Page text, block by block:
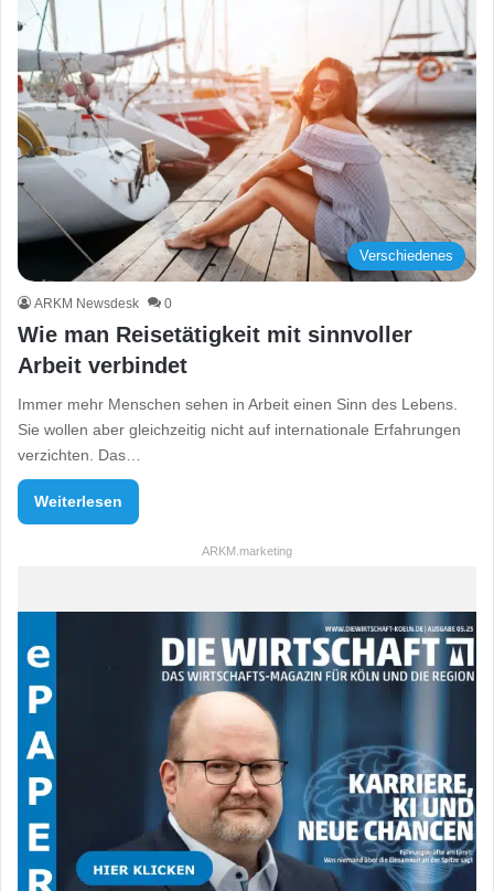
Verschiedenes
ARKM Newsdesk 0
Wie man Reisetätigkeit mit sinnvoller
Arbeit verbindet
Immer mehr Menschen sehen in Arbeit einen Sinn des Lebens.
Sie wollen aber gleichzeitig nicht auf internationale Erfahrungen
verzichten. Das…
Weiterlesen
ARKM.marketing